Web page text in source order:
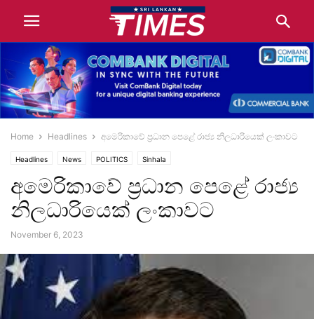
Home Headlines අමෙරිකාවේ ප්‍රධාන පෙළේ රාජ්‍ය නිලධාරියෙක් ලංකාවට
Headlines News POLITICS Sinhala
අමෙරිකාවේ ප්‍රධාන පෙළේ රාජ්‍ය
නිලධාරියෙක් ලංකාවට
November 6, 2023